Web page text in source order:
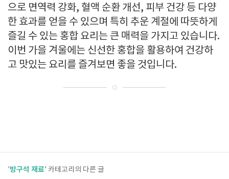
으로 면역력 강화, 혈액 순환 개선, 피부 건강 등 다양
한 효과를 얻을 수 있으며 특히 추운 계절에 따뜻하게
즐길 수 있는 홍합 요리는 큰 매력을 가지고 있습니다.
이번 가을 겨울에는 신선한 홍합을 활용하여 건강하
고 맛있는 요리를 즐겨보면 좋을 것입니다.
'방구석 재료' 카테고리의 다른 글